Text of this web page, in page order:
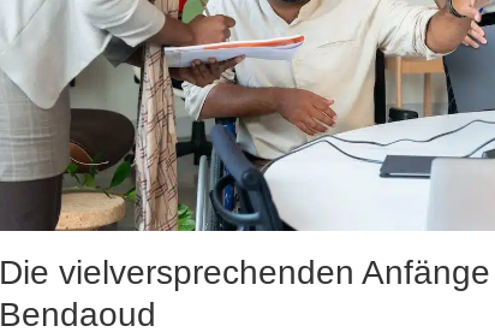
Die vielversprechenden
Bendaoud